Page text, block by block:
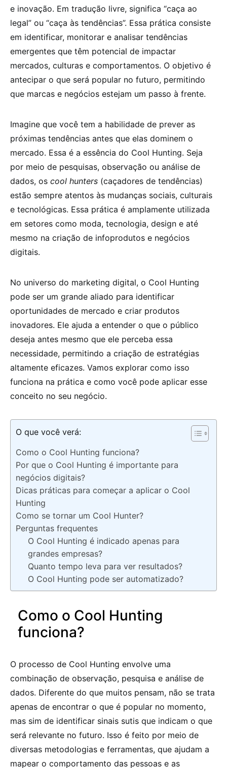
e inovação. Em tradução livre, significa “caça ao
legal” ou “caça às tendências”. Essa prática consiste
em identificar, monitorar e analisar tendências
emergentes que têm potencial de impactar
mercados, culturas e comportamentos. O objetivo é
antecipar o que será popular no futuro, permitindo
que marcas e negócios estejam um passo à frente.
Imagine que você tem a habilidade de prever as
próximas tendências antes que elas dominem o
mercado. Essa é a essência do Cool Hunting. Seja
por meio de pesquisas, observação ou análise de
dados, os cool hunters (caçadores de tendências)
estão sempre atentos às mudanças sociais, culturais
e tecnológicas. Essa prática é amplamente utilizada
em setores como moda, tecnologia, design e até
mesmo na criação de infoprodutos e negócios
digitais.
No universo do marketing digital, o Cool Hunting
pode ser um grande aliado para identificar
oportunidades de mercado e criar produtos
inovadores. Ele ajuda a entender o que o público
deseja antes mesmo que ele perceba essa
necessidade, permitindo a criação de estratégias
altamente eficazes. Vamos explorar como isso
funciona na prática e como você pode aplicar esse
conceito no seu negócio.
O que você verá:
Como o Cool Hunting funciona?
Por que o Cool Hunting é importante para
negócios digitais?
Dicas práticas para começar a aplicar o Cool
Hunting
Como se tornar um Cool Hunter?
Perguntas frequentes
O Cool Hunting é indicado apenas para
grandes empresas?
Quanto tempo leva para ver resultados?
O Cool Hunting pode ser automatizado?
Como o Cool Hunting
funciona?
O processo de Cool Hunting envolve uma
combinação de observação, pesquisa e análise de
dados. Diferente do que muitos pensam, não se trata
apenas de encontrar o que é popular no momento,
mas sim de identificar sinais sutis que indicam o que
será relevante no futuro. Isso é feito por meio de
diversas metodologias e ferramentas, que ajudam a
mapear o comportamento das pessoas e as